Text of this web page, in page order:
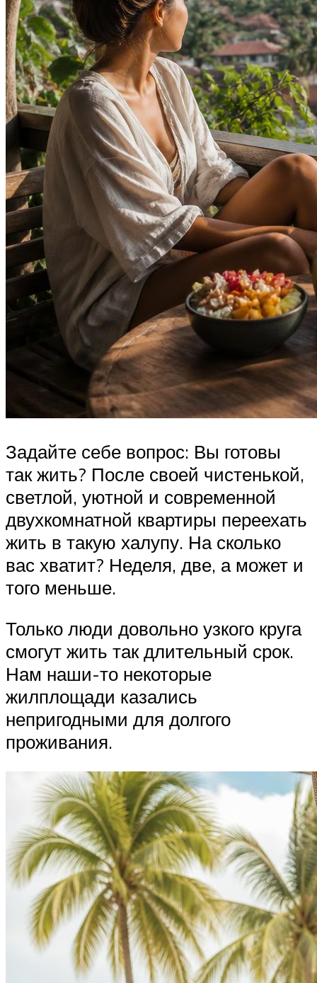
Задайте себе вопрос: Вы готовы
так жить? После своей чистенькой,
светлой, уютной и современной
двухкомнатной квартиры переехать
жить в такую халупу. На сколько
вас хватит? Неделя, две, а может и
того меньше.
Только люди довольно узкого круга
смогут жить так длительный срок.
Нам наши-то некоторые
жилплощади казались
непригодными для долгого
проживания.